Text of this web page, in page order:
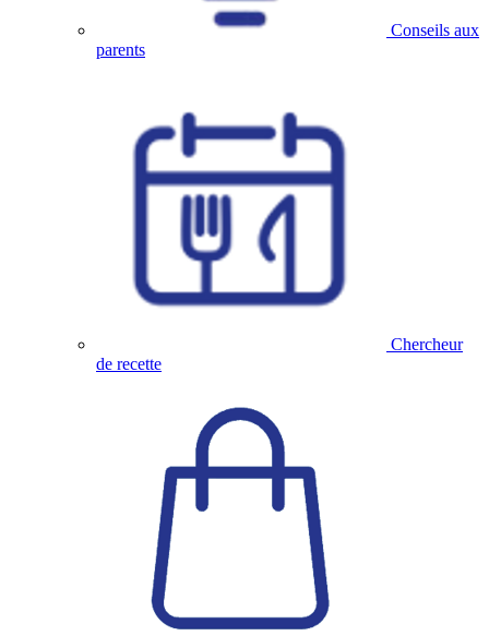
Conseils aux
parents
Chercheur
de recette